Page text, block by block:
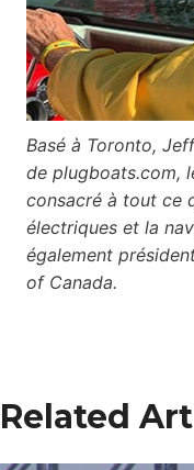
Basé à Toronto,
de plugboats.com,
consacré à tout ce
électriques et la
également
of Canada.
Related